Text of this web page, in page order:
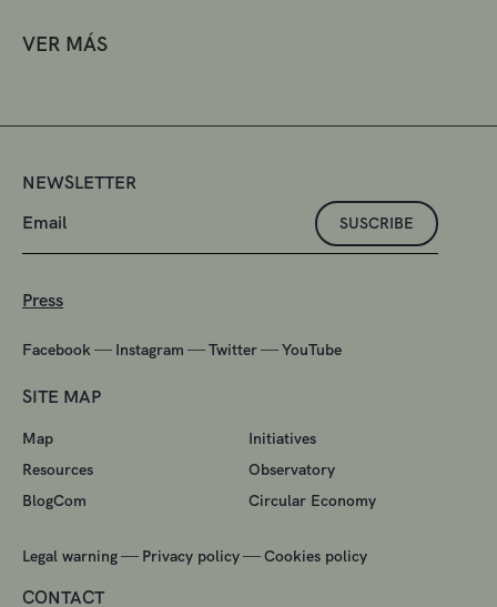
VER MÁS
NEWSLETTER
SUSCRIBE
Press
Facebook — Instagram —Twitter—YouTube
SITE MAP
Map
Initiatives
Resources
Observatory
BlogCom
Circular Economy
Legal warning— Privacy policy—Cookies policy
CONTACT